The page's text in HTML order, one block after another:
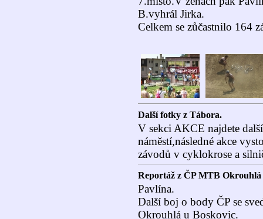
B.vyhrál Jirka.
Celkem se zůčastnilo 164
Další fotky z Tábora.
V sekci AKCE najdete
náměstí,následné akce
závodů v cyklokrose a
Reportáž z ČP MTB Okrouhlá
Pavlína.
Další boj o body ČP se
Okrouhlá u Boskovic.